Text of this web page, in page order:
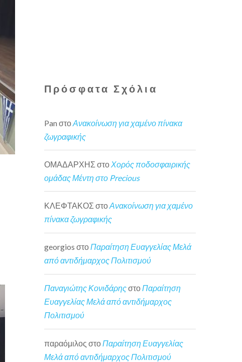
Πρόσφατα Σχόλια
Pan στοΑνακοίνωση για χαμένο πίνακα
ζωγραφικής
ΟΜΑΔΑΡΧΗΣ στο Χορός ποδοσφαιρικής
ομάδας Μέντη στο Precious
ΚΛΕΦΤΑΚΟΣ στοΑνακοίνωση για χαμένο
πίνακα ζωγραφικής
georgios στοΠαραίτηση Ευαγγελίας Μελά
από αντιδήμαρχος Πολιτισμού
Παναγιώτης ΚονιδάρηςστοΠαραίτηση
Ευαγγελίας Μελά από αντιδήμαρχος
Πολιτισμού
παραόμιλος στο Παραίτηση Ευαγγελίας
Μελά από αντιδήμαρχος Πολιτισμού